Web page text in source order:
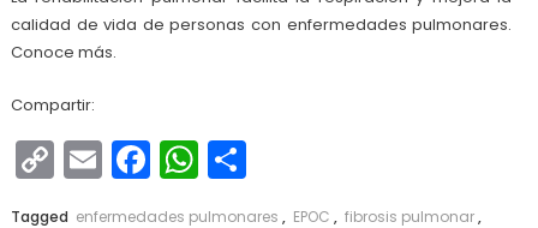
calidad de vida de personas con enfermedades pulmonares.
Conoce más.
Compartir:
Copy
Link
EmailFacebook
WhatsApp
Compartir
Tagged enfermedades pulmonares , EPOC , fibrosis pulmonar,